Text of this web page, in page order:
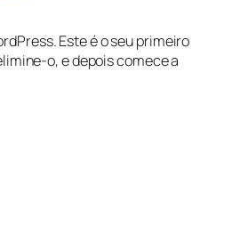
Este é o seu primeiro
o, e depois comece a